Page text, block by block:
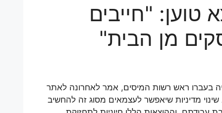
טוען: "חייבים
מן הבית"
בעברו ראש רשות המיסים, אמר לאחרונה לאתר
מדיניות שיאפשר לעצמאים מסוג זה להחשיב